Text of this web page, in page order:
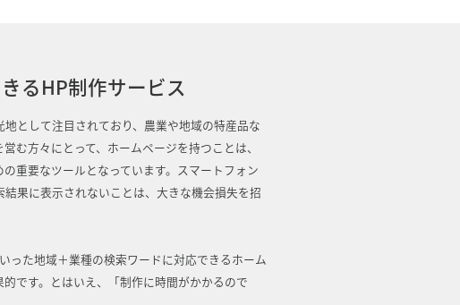
るHP制作サービス
として注目されており、農業や地域の特産品な
む方々にとって、ホームページを持つことは、
重要なツールとなっています。スマートフォン
果に表示されないことは、大きな機会損失を招
った地域＋業種の検索ワードに対応できるホーム
です。とはいえ、「制作に時間がかかるので